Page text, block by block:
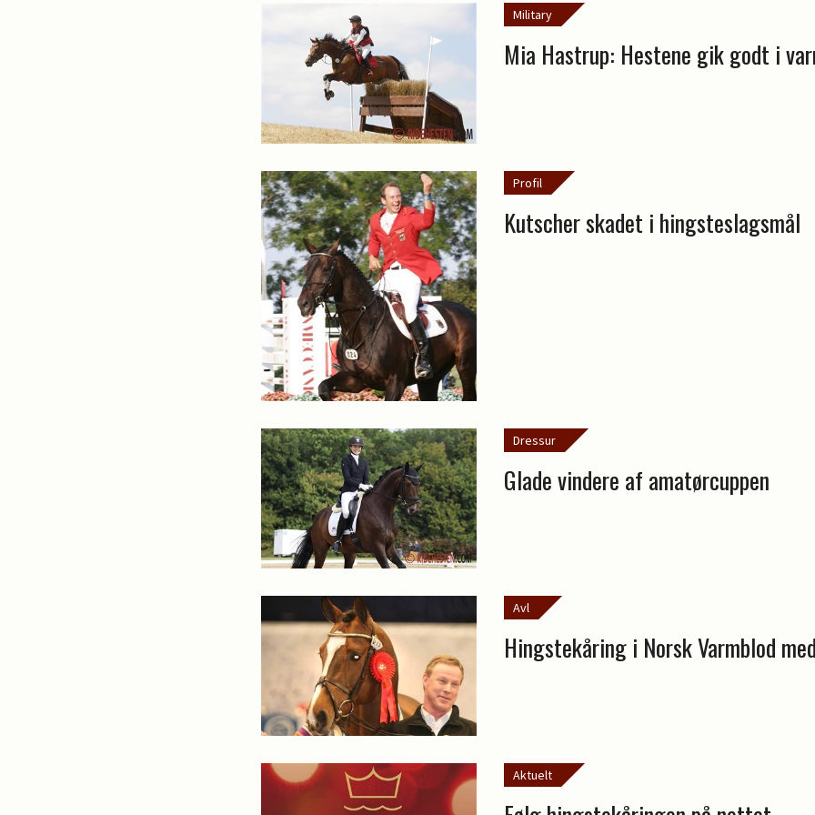
Military
Mia Hastrup: Hestene gik godt i
Profil
Kutscher skadet i hingsteslagsmål
Dressur
Glade vindere af amatørcuppen
Avl
Hingstekåring i Norsk Varmblod
Aktuelt